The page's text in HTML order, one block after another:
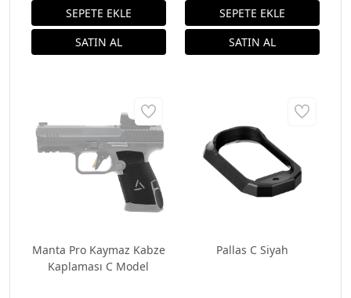
Manta Pro Kaymaz Kabze
Kaplaması C Model
Pallas C Siyah